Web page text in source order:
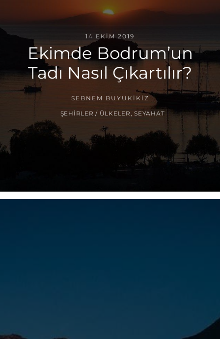
14 EKIM 2019
Ekimde Bodrum’un
Tadı Nasıl Çıkartılır?
SEBNEM BUYUKIKIZ
ŞEHIRLER / ÜLKELER ,SEYAHAT